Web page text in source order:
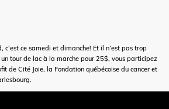
c’est ce samedi et dimanche! Et il n’est pas trop
tour de lac à la marche pour 25$, vous participez
de Cité Joie, la Fondation québécoise du cancer et